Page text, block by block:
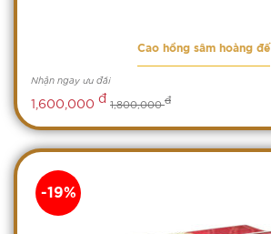
Cao hồng sâm hoàng đế
Nhận ngay ưu đãi
1,600,000 đ 1,800,000đ
-19%